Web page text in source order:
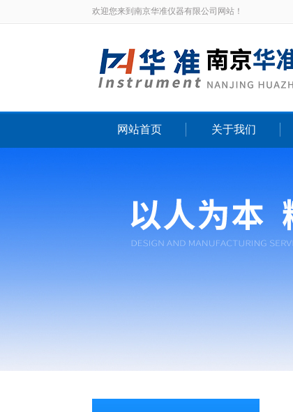
欢迎您来到南京华准仪器有限公司网站！
网站首页 关于我们